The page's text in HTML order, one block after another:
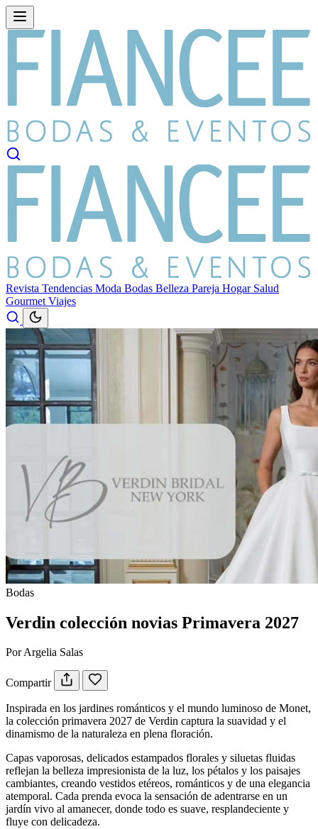
Revista Tendencias Moda Bodas Belleza Pareja Hogar Salud
Gourmet Viajes
Bodas
Verdin colección novias Primavera 2027
Por Argelia Salas
Compartir
Inspirada en los jardines románticos y el mundo luminoso de Monet,
la colección primavera 2027 de Verdin captura la suavidad y el
dinamismo de la naturaleza en plena floración.
Capas vaporosas, delicados estampados florales y siluetas fluidas
reflejan la belleza impresionista de la luz, los pétalos y los paisajes
cambiantes, creando vestidos etéreos, románticos y de una elegancia
atemporal. Cada prenda evoca la sensación de adentrarse en un
jardín vivo al amanecer, donde todo es suave, resplandeciente y
fluye con delicadeza.